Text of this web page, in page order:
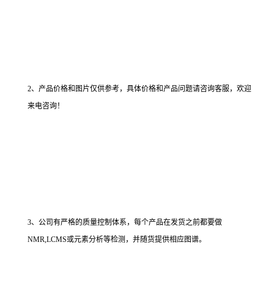
2、产品价格和图片仅供参考，具体价格和产品问题请咨询客服，欢迎
来电咨询！
3、公司有严格的质量控制体系，每个产品在发货之前都要做
NMR,LCMS或元素分析等检测，并随货提供相应图谱。